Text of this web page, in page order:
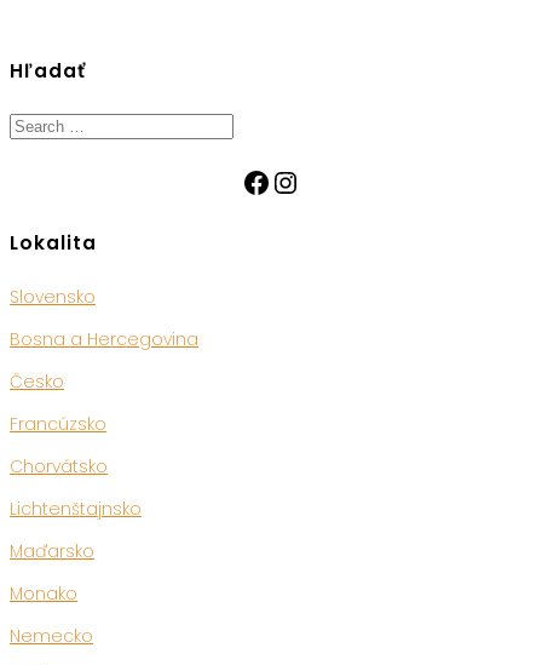
Hľadať
Search
Facebook
Instagram
Lokalita
Slovensko
Bosna a Hercegovina
Česko
Francúzsko
Chorvátsko
Lichtenštajnsko
Maďarsko
Monako
Nemecko